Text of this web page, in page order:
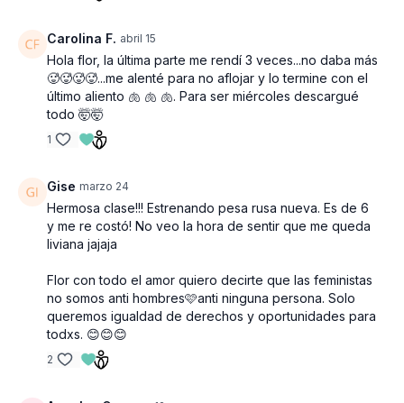
Carolina F. abril 15
Hola flor, la última parte me rendí 3 veces...no daba más
🥵🥵🥵🥵...me alenté para no aflojar y lo termine con el
último aliento 🫁 🫁 🫁. Para ser miércoles descargué
todo 🤯🤯
1
Gise marzo 24
Hermosa clase!!! Estrenando pesa rusa nueva. Es de 6
y me re costó! No veo la hora de sentir que me queda
liviana jajaja
Flor con todo el amor quiero decirte que las feministas
no somos anti hombres🩷anti ninguna persona. Solo
queremos igualdad de derechos y oportunidades para
todxs. 😊😊😊
2